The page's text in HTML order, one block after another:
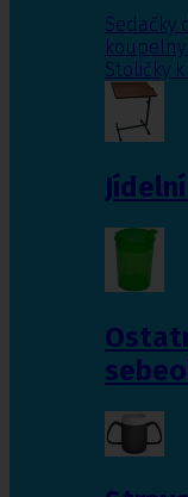
Sedačky
koupelny
Stoličky